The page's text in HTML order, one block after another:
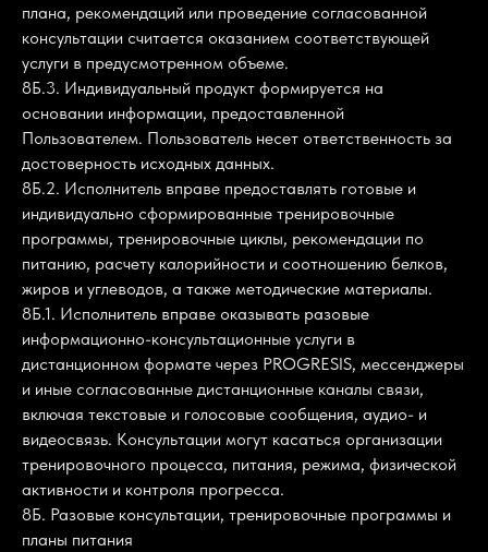
плана, рекомендаций или проведение согласованной
консультации считается оказанием соответствующей
услуги в предусмотренном объеме.
8Б.3. Индивидуальный продукт формируется на
основании информации, предоставленной
Пользователем. Пользователь несет ответственность за
достоверность исходных данных.
8Б.2. Исполнитель вправе предоставлять готовые и
индивидуально сформированные тренировочные
программы, тренировочные циклы, рекомендации по
питанию, расчету калорийности и соотношению белков,
жиров и углеводов, а также методические материалы.
8Б.1. Исполнитель вправе оказывать разовые
информационно-консультационные услуги в
дистанционном формате через PROGRESIS, мессенджеры
и иные согласованные дистанционные каналы связи,
включая текстовые и голосовые сообщения, аудио- и
видеосвязь. Консультации могут касаться организации
тренировочного процесса, питания, режима, физической
активности и контроля прогресса.
8Б. Разовые консультации, тренировочные программы и
планы питания